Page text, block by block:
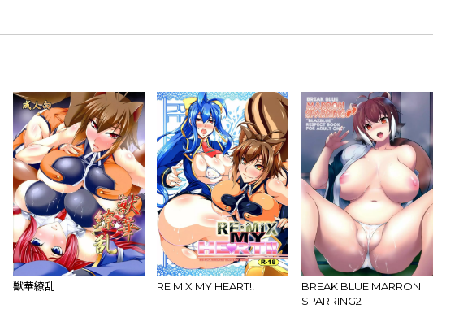
獣華繚乱 RE MIX MY HEART!!
BREAK BLUE MARRON
SPARRING2